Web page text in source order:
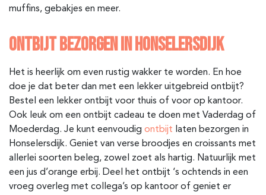
muffins, gebakjes en meer.
ONTBIJT BEZORGEN IN HONSELERSDIJK
Het is heerlijk om even rustig wakker te worden. En hoe
doe je dat beter dan met een lekker uitgebreid ontbijt?
Bestel een lekker ontbijt voor thuis of voor op kantoor.
Ook leuk om een ontbijt cadeau te doen met Vaderdag of
Moederdag. Je kunt eenvoudig ontbijt laten bezorgen in
Honselersdijk. Geniet van verse broodjes en croissants met
allerlei soorten beleg, zowel zoet als hartig. Natuurlijk met
een jus d’orange erbij. Deel het ontbijt ‘s ochtends in een
vroeg overleg met collega’s op kantoor of geniet er